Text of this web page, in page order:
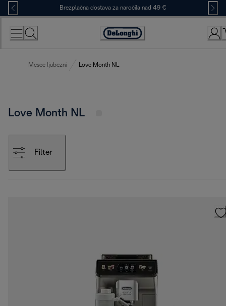
Skip
to
Content
Brezplačna dostava za naročila nad 49 €
Accessibility
Mesec ljubezni Love Month NL
Love Month NL
Filter